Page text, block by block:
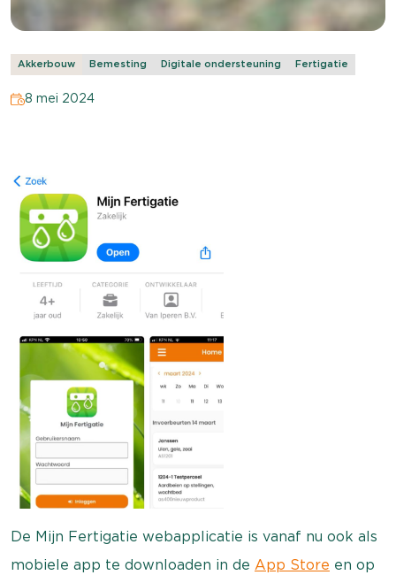
Akkerbouw Bemesting Digitale ondersteuning Fertigatie
8 mei 2024
De Mijn Fertigatie webapplicatie is vanaf nu ook als
mobiele app te downloaden in de App Store en op